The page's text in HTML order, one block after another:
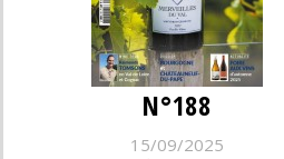
N°188
15/09/2025